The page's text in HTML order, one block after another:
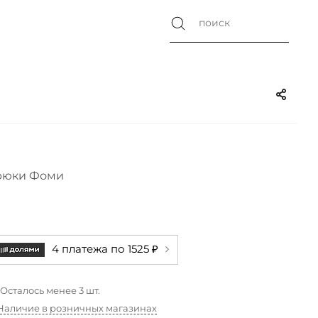
Фоми
4 платежа по 1525 ₽
Осталось менее 3 шт.
в розничных магазинах